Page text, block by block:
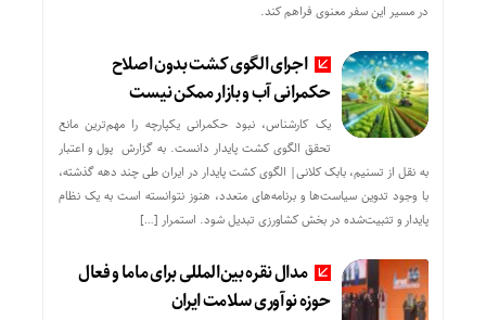
در مسیر این سفر معنوی فراهم کند.
اجرای الگوی کشت بدون اصلاح
حکمرانی آب و بازار ممکن نیست
یک کارشناس، نبود حکمرانی یکپارچه را مهم‌ترین مانع
تحقق الگوی کشت پایدار دانست. به گزارش پول و اعتبار
به نقل از تسنیم، بابک کلانی| الگوی کشت پایدار در ایران طی چند دهه گذشته،
با وجود تدوین سیاست‌ها و برنامه‌های متعدد، هنوز نتوانسته است به یک نظام
پایدار و تثبیت‌شده در بخش کشاورزی تبدیل شود. استمرار […]
مدال نقره بین‌المللی برای ماما و فعال
حوزه نوآوری سلامت ایران